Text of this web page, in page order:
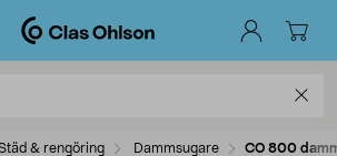
& rengöring Dammsugare CO 800